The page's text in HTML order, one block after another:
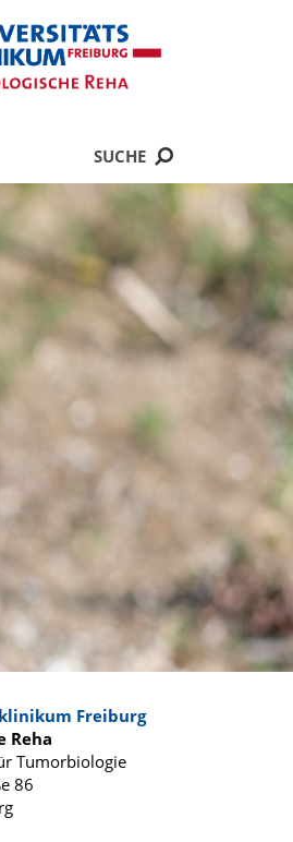
Freiburg
Reha
Tumorbiologie
86